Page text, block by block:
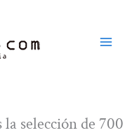
selección de 700